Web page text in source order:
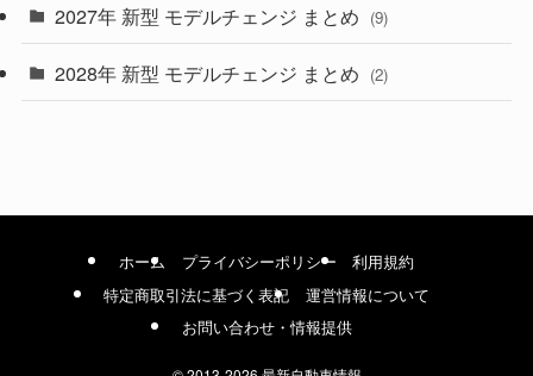
(1)
2027年 新型 モデルチェンジ まとめ (9)
2028年 新型 モデルチェンジ まとめ (2)
ホーム プライバシーポリシー
利用規約
特定商取引法に基づく表記
運営情報について
お問い合わせ・情報提供